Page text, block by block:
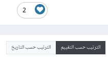
2
الترتيب حسب التقييم الترتيب حسب التاريخ